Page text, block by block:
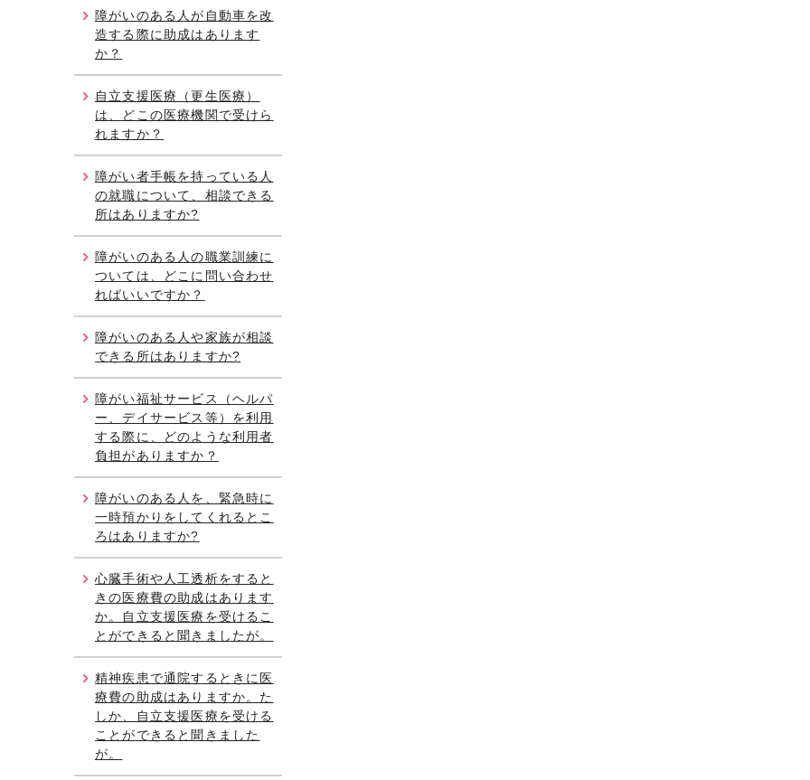
障がいのある人が自動車を改
造する際に助成はあります
か？
自立支援医療（更生医療）
は、どこの医療機関で受けら
れますか？
障がい者手帳を持っている人
の就職について、相談できる
所はありますか?
障がいのある人の職業訓練に
ついては、どこに問い合わせ
ればいいですか？
障がいのある人や家族が相談
できる所はありますか?
障がい福祉サービス（ヘルパ
ー、デイサービス等）を利用
する際に、どのような利用者
負担がありますか？
障がいのある人を、緊急時に
一時預かりをしてくれるとこ
ろはありますか?
心臓手術や人工透析をすると
きの医療費の助成はあります
か。自立支援医療を受けるこ
とができると聞きましたが。
精神疾患で通院するときに医
療費の助成はありますか。た
しか、自立支援医療を受ける
ことができると聞きました
が。